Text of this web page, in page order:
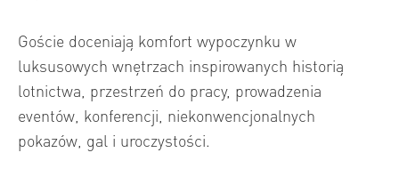
Goście doceniają komfort wypoczynku w
luksusowych wnętrzach inspirowanych historią
lotnictwa, przestrzeń do pracy, prowadzenia
eventów, konferencji, niekonwencjonalnych
pokazów, gal i uroczystości.